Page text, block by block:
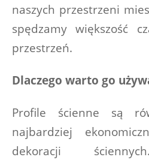
naszych przestrzeni
spędzamy większość
przestrzeń.
Dlaczego warto go
Profile ścienne są
najbardziej
dekoracji